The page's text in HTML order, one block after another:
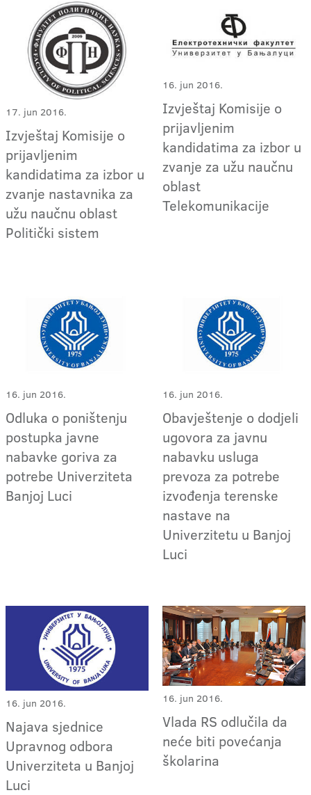
17. jun 2016.
Izvještaj Komisije o
prijavljenim
kandidatima za izbor u
zvanje nastavnika za
užu naučnu oblast
Politički sistem
16. jun 2016.
Izvještaj Komisije o
prijavljenim
kandidatima za izbor u
zvanje za užu naučnu
oblast
Telekomunikacije
16. jun 2016.
Odluka o poništenju
postupka javne
nabavke goriva za
potrebe Univerziteta
Banjoj Luci
16. jun 2016.
Obavještenje o dodjeli
ugovora za javnu
nabavku usluga
prevoza za potrebe
izvođenja terenske
nastave na
Univerzitetu u Banjoj
Luci
16. jun 2016.
Najava sjednice
Upravnog odbora
Univerziteta u Banjoj
Luci
16. jun 2016.
Vlada RS odlučila da
neće biti povećanja
školarina